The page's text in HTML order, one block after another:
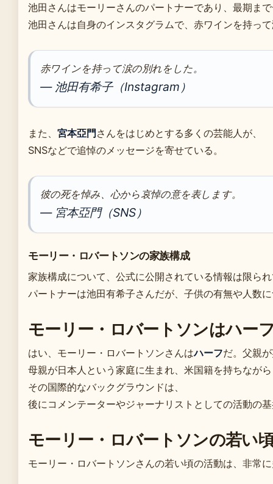
池田さんはモーリーさんのパートナーであり、最期ま
池田さんは自身のインスタグラムで、赤ワインを持っ
赤ワインを持って涙の別れをした。
— 池田有希子（Instagram）
また、 宮本亞門さんをはじめとする多くの芸能人が、
SNSなどで追悼のメッセージを寄せている。
彼の死を悼み、心から哀悼の意を表します。
— 宮本亞門（SNS）
モーリー・ロバートソンの家族構成
家族構成について、公式に公開されている情報は限ら
パートナーは池田有希子さんだが、子供の有無や人数
モーリー・ロバートソンはハー
はい、モーリー・ロバートソンさんはハーフだ。父親
母親が日本人という家庭に生まれ、米国籍を持ちなが
その国際的なバックグラウンドは、
後にコメンテーターやジャーナリストとしての活動の
モーリー・ロバートソンの若い
モーリー・ロバートソンさんの若い頃の活動は、非常